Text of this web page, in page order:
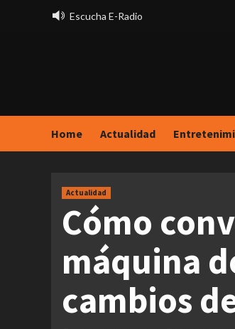
Escucha E-Radio
Home Actualidad
Actualidad
Cómo
máquina
cambios